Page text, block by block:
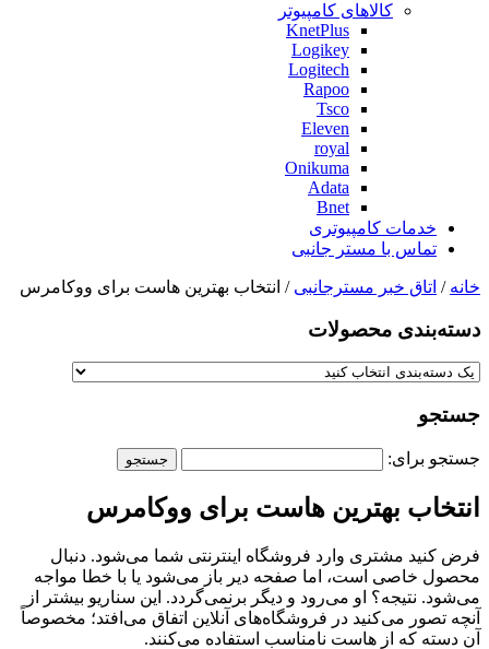
کالاهای کامپیوتر
KnetPlus
Logikey
Logitech
Rapoo
Tsco
Eleven
royal
Onikuma
Adata
Bnet
خدمات کامپیوتری
تماس با مستر جانبی
خانه / اتاق خبر مسترجانبی / انتخاب بهترین هاست برای ووکامرس
دسته‌بندی‌ محصولات
جستجو
جستجو برای:
انتخاب بهترین هاست برای ووکامرس
فرض کنید مشتری وارد فروشگاه اینترنتی شما می‌شود. دنبال
محصول خاصی است، اما صفحه دیر باز می‌شود یا با خطا مواجه
می‌شود. نتیجه؟ او می‌رود و دیگر برنمی‌گردد. این سناریو بیشتر از
آنچه تصور می‌کنید در فروشگاه‌های آنلاین اتفاق می‌افتد؛ مخصوصاً
آن‌ دسته که از هاست نامناسب استفاده می‌کنند.